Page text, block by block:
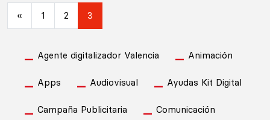
Navegación de entradas
« 1 2 3
Agente digitalizador Valencia Animación
Apps Audiovisual Ayudas Kit Digital
Campaña Publicitaria Comunicación